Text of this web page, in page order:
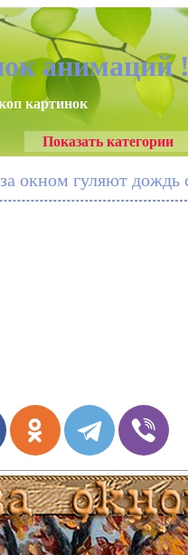
анимаций
картинок
Показать категории
окном гуляют дождь